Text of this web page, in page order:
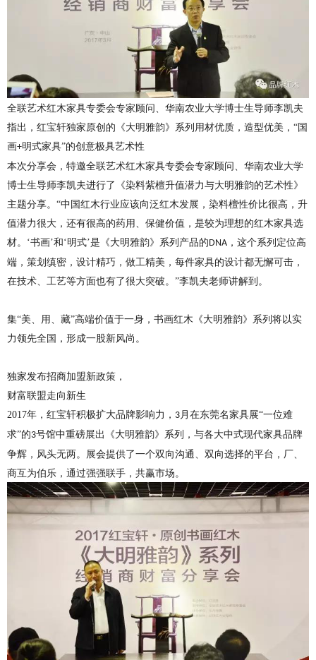
全联艺术红木家具专委会专家顾问、华南农业大学博士生导师李凯夫
指出，红宝轩独家原创的《大明雅韵》系列用材优质，造型优美， “国
画+明式家具”的创意极具艺术性
本次分享会，特邀全联艺术红木家具专委会专家顾问、华南农业大学
博士生导师李凯夫进行了《染料紫檀升值潜力与大明雅韵的艺术性》
主题分享。 “中国红木行业应该向泛红木发展，染料檀性价比很高，升
值潜力很大，还有很高的药用、保健价值，是较为理想的红木家具选
材。‘书画’和‘明式’是《大明雅韵》系列产品的DNA ，这个系列定位高
端，策划缜密，设计精巧，做工精美，每件家具的设计都无懈可击，
在技术、工艺等方面也有了很大突破。”李凯夫老师讲解到。
集“美、用、藏”高端价值于一身，书画红木《大明雅韵》系列将以实
力领先全国，形成一股新风尚。
独家发布招商加盟新政策，
财富联盟走向新生
2017年，红宝轩积极扩大品牌影响力， 3月在东莞名家具展“一位难
求”的3号馆中重磅展出《大明雅韵》系列，与各大中式现代家具品牌
争辉，风头无两。展会提供了一个双向沟通、双向选择的平台，厂、
商互为伯乐，通过强强联手，共赢市场。